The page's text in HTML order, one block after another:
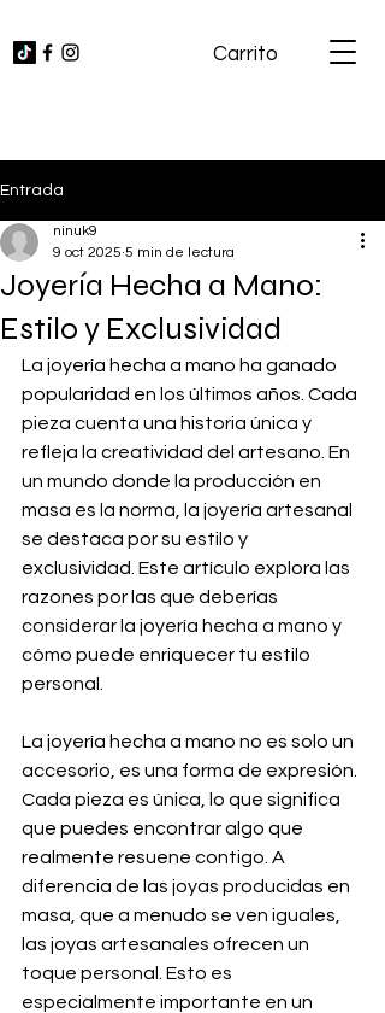
Carrito
Entrada
Joyería Hecha a Mano:
Estilo y Exclusividad
ninuk9
9 oct 2025 5 min de lectura
La joyería hecha a mano ha ganado
popularidad en los últimos años. Cada
pieza cuenta una historia única y
refleja la creatividad del artesano. En
un mundo donde la producción en
masa es la norma, la joyería artesanal
se destaca por su estilo y
exclusividad. Este artículo explora las
razones por las que deberías
considerar la joyería hecha a mano y
cómo puede enriquecer tu estilo
personal.
La joyería hecha a mano no es solo un
accesorio, es una forma de expresión.
Cada pieza es única, lo que significa
que puedes encontrar algo que
realmente resuene contigo. A
diferencia de las joyas producidas en
masa, que a menudo se ven iguales,
las joyas artesanales ofrecen un
toque personal. Esto es
especialmente importante en un